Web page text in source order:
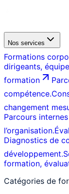
Nos services
Formations
dirigeants,
formation
compétence.
changement
Parcours
l’organisation.
Diagnostics de
développement.
formation,
Catégories de